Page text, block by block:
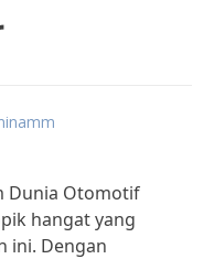
Dunia Otomotif
hangat yang
ini. Dengan